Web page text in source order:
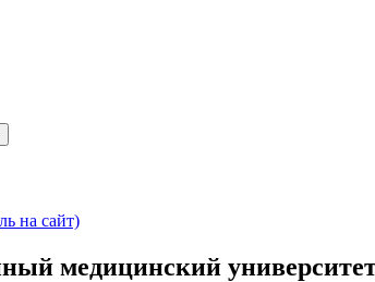
на сайт)
медицинский